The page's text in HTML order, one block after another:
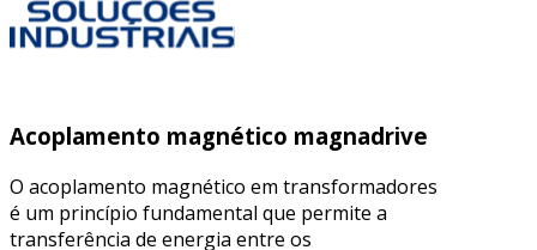
Acoplamento magnético magnadrive
O acoplamento magnético em transformadores
é um princípio fundamental que permite a
transferência de energia entre os